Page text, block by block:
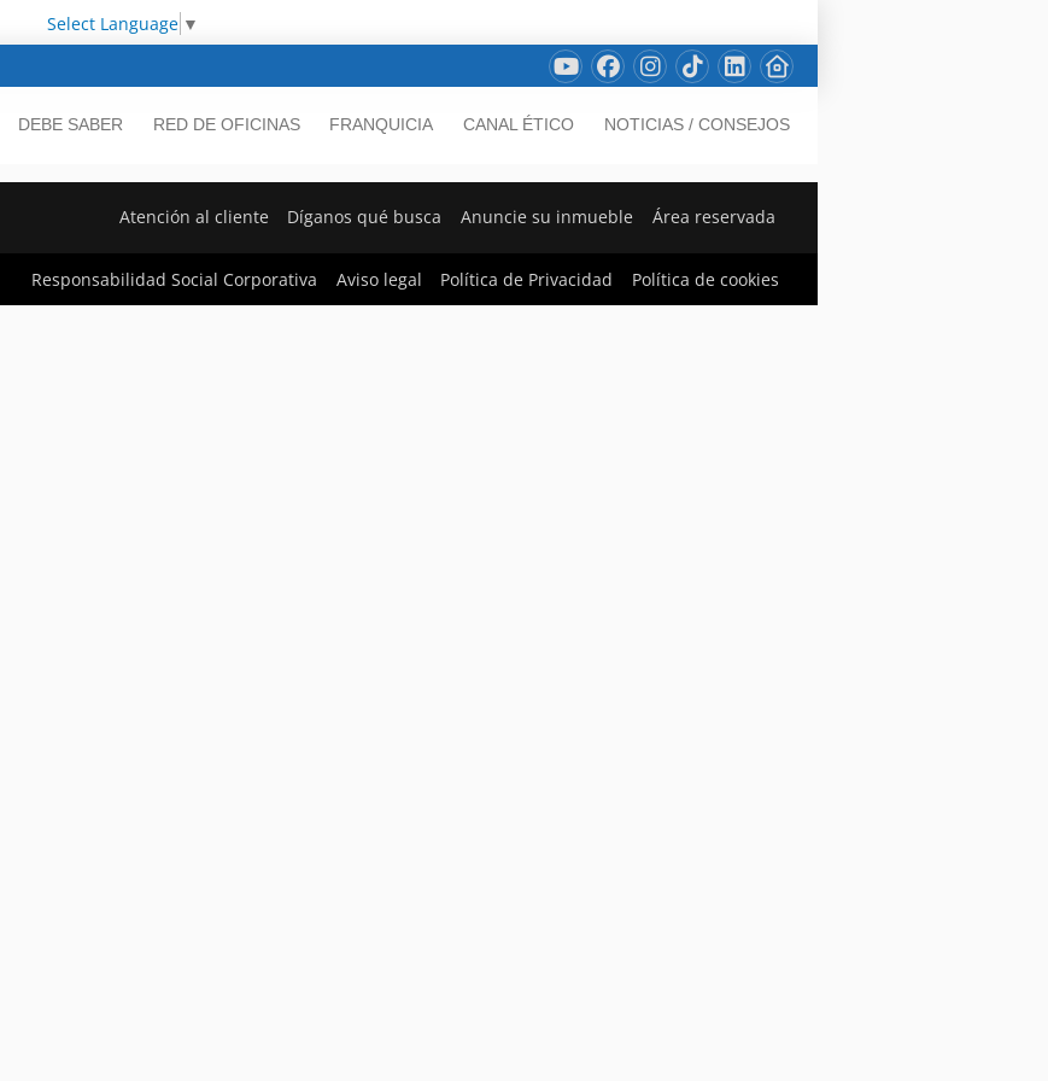
Select Language ▼
DEBE SABER RED DE OFICINAS FRANQUICIA CANAL ÉTICO NOTICIAS / CONSEJOS
Atención al cliente Díganos qué busca Anuncie su inmueble Área reservada
Responsabilidad Social Corporativa Aviso legal Política de Privacidad Política de cookies